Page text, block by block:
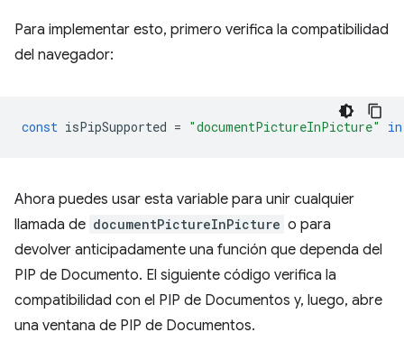
Para implementar esto, primero verifica la compatibilidad
del navegador:
const isPipSupported = "documentPictureInPicture" in
Ahora puedes usar esta variable para unir cualquier
llamada de documentPictureInPicture o para
devolver anticipadamente una función que dependa del
PIP de Documento. El siguiente código verifica la
compatibilidad con el PIP de Documentos y, luego, abre
una ventana de PIP de Documentos.